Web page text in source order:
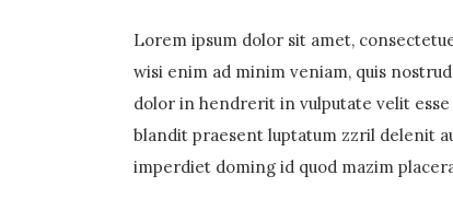
Lorem ipsum dolor sit amet,
wisi enim ad minim veniam, quis
dolor in hendrerit in vulputate velit
blandit praesent luptatum zzril delenit
imperdiet doming id quod mazim